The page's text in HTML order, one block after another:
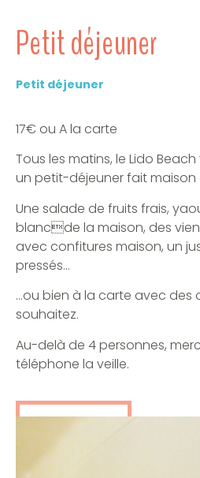
Petit déjeuner
Petit déjeuner
17€ ou A la carte
Tous les matins, le Lido
un petit-déjeuner fait
Une salade de fruits frais,
blancde la maison, des
avec confitures maison, un
pressés…
…ou bien à la carte avec des
souhaitez.
Au-delà de 4 personnes,
téléphone la veille.